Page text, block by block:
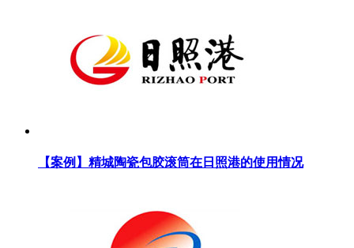
【案例】精城陶瓷包胶滚筒在日照港的使用情况